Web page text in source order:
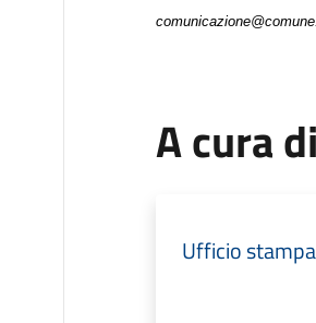
A cura di
Ufficio stampa